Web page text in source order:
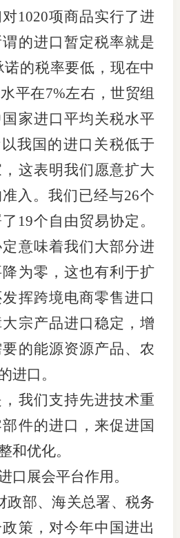
项商品实行了进
的进口暂定税率就是
诺的税率要低，现在中
平在7%左右，世贸组
家进口平均关税水平
我国的进口关税低于
这表明我们愿意扩大
入。我们已经与26个
19个自由贸易协定。
意味着我们大部分进
为零，这也有利于扩
挥跨境电商零售进口
宗产品进口稳定，增
的能源资源产品、农
进口。
们支持先进技术重
件的进口，来促进国
和优化。
展会平台作用。
部、海关总署、税务
策，对今年中国进出